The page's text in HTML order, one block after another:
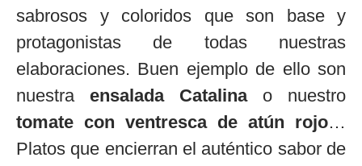
sabrosos y coloridos que son base y
protagonistas de todas nuestras
elaboraciones. Buen ejemplo de ello son
nuestra ensalada Catalinao nuestro
tomate con ventresca de atún rojo…
Platos que encierran el auténtico sabor de